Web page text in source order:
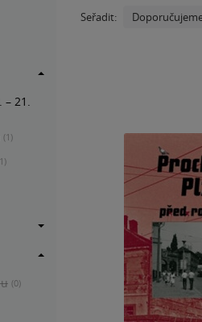
Seřadit:
– 21.
(1)
(0)